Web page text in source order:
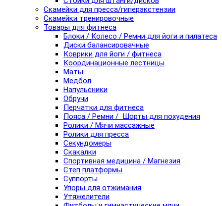
Скамейки для пресса/гиперэкстензии
Скамейки тренировочные
Товары для фитнеса
Блоки / Колесо / Ремни для йоги и пилатеса
Диски балансировачные
Коврики для йоги / фитнеса
Координационные лестницы
Маты
Медбол
Напульсники
Обручи
Перчатки для фитнеса
Пояса / Ремни / Шорты для похудения
Ролики / Мячи массажные
Ролики для пресса
Секундомеры
Скакалки
Спортивная медицина / Магнезия
Степ платформы
Суппорты
Упоры для отжимания
Утяжелители